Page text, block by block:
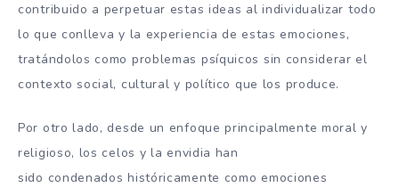
contribuido a perpetuar estas ideas al individualizar todo
lo que conlleva y la experiencia de estas emociones,
tratándolos como problemas psíquicos sin considerar el
contexto social, cultural y político que los produce.
Por otro lado, desde un enfoque principalmente moral y
religioso, los celos y la envidia han
sido condenados históricamente como emociones